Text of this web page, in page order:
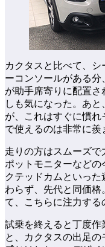
カクタスと比べて、
ーコンソールがある
が助手席寄りに配置
しも気になった。あ
が、これはすぐに慣れ
で使えるのは非常に羨
走りの方はスムーズ
ポットモニターなど
クテッドカムといっ
わらず、先代と同価
て、こちらに注力する
試乗を終えると丁度作
と、カクタスの出足